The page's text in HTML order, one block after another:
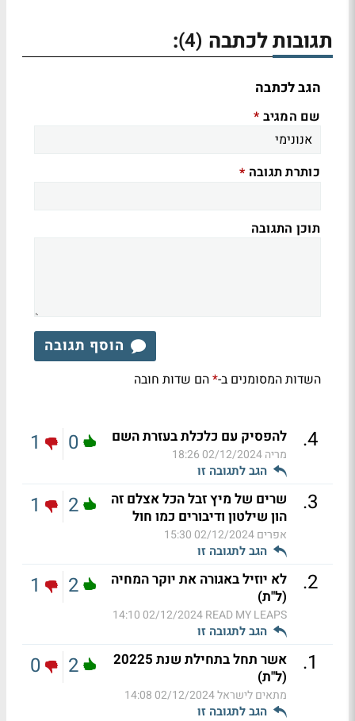
תגובות לכתבה (4)
:
הגב לכתבה
שם המגיב *
כותרת תגובה *
תוכן התגובה
הוסף תגובה
השדות המסומנים ב-*הם שדות חובה
4
. להפסיק עם כלכלת בעזרת השם
מריה02/12/2024 18:26
הגב לתגובה זו
0
1
3
.
שרים של מיץ זבל הכל אצלם זה
הון שילטון ודיבורים כמו חול
אפרים02/12/2024 15:30
הגב לתגובה זו
2
1
2
.
לא יוזיל באגורה את יוקר המחיה
(ל"ת)
READ MY LEAPS
02/12/2024 14:10
הגב לתגובה זו
2
1
1
.
אשר תחל בתחילת שנת 20225
(ל"ת)
מתאים לישראל02/12/2024 14:08
הגב לתגובה זו
2
0